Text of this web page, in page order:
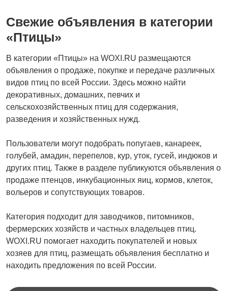
Свежие объявления в категории
«Птицы»
В категории «Птицы» на WOXI.RU размещаются
объявления о продаже, покупке и передаче различных
видов птиц по всей России. Здесь можно найти
декоративных, домашних, певчих и
сельскохозяйственных птиц для содержания,
разведения и хозяйственных нужд.
Пользователи могут подобрать попугаев, канареек,
голубей, амадин, перепелов, кур, уток, гусей, индюков и
других птиц. Также в разделе публикуются объявления о
продаже птенцов, инкубационных яиц, кормов, клеток,
вольеров и сопутствующих товаров.
Категория подходит для заводчиков, питомников,
фермерских хозяйств и частных владельцев птиц.
WOXI.RU помогает находить покупателей и новых
хозяев для птиц, размещать объявления бесплатно и
находить предложения по всей России.